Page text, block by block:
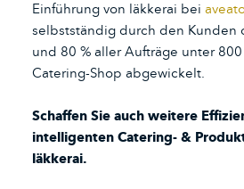
Einführung von läkkerai bei
selbstständig durch den Kunden
und 80 % aller Aufträge unter
Catering-Shop abgewickelt.
Schaffen Sie auch weitere
intelligenten Catering- &
läkkerai.